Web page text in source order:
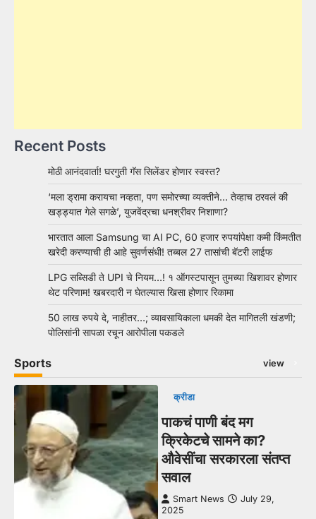
Recent Posts
मोठी आनंदवार्ता! घरगुती गॅस सिलेंडर होणार स्वस्त?
‘मला ड्रामा करायचा नव्हता, पण समोरच्या व्यक्तीने… तेव्हाच ठरवलं की
खड्ड्यात गेले सगळे’, युजवेंद्रचा धनश्रीवर निशाणा?
भारतात आला Samsung चा AI PC, 60 हजार रुपयांपेक्षा कमी किंमतीत
खरेदी करण्याची ही आहे सुवर्णसंधी! तब्बल 27 तासांची बॅटरी लाईफ
LPG सब्सिडी ते UPI चे नियम…! १ ऑगस्टपासून तुमच्या खिशावर होणार
थेट परिणाम! खबरदारी न घेतल्यास खिसा होणार रिकामा
50 लाख रुपये दे, नाहीतर…; व्यावसायिकाला धमकी देत मागितली खंडणी;
पोलिसांनी सापळा रचून आरोपीला पकडले
Sports view
क्रीडा
पाकचं पाणी बंद मग
क्रिकेटचे सामने का?
औवेसींचा सरकारला संतप्त
सवाल
Smart News
July 29,
2025